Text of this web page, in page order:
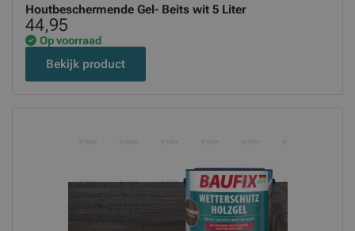
Houtbeschermende Gel- Beits wit 5 Liter
44,95
Op voorraad
Bekijk product